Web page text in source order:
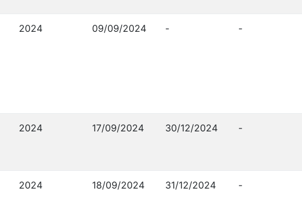
2024 09/09/2024 - -
2024 17/09/2024 30/12/2024 -
2024 18/09/2024 31/12/2024 -